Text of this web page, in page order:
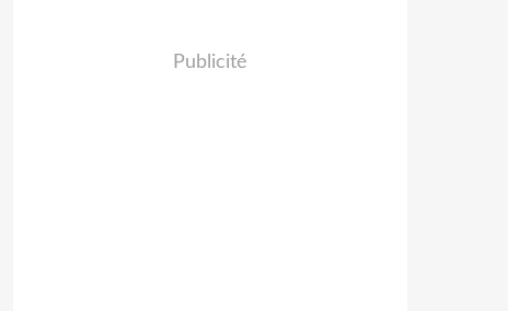
Publicité